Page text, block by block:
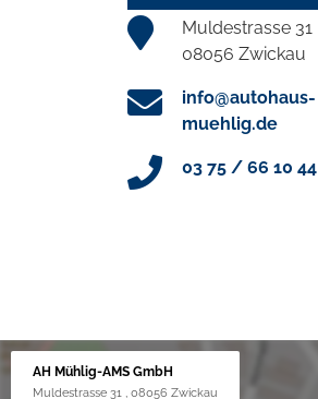
Muldestrasse 31
08056 Zwickau
info@autohaus-
muehlig.de
03 75 / 66 10 44
AH Mühlig-AMS GmbH
Muldestrasse 31 , 08056 Zwickau